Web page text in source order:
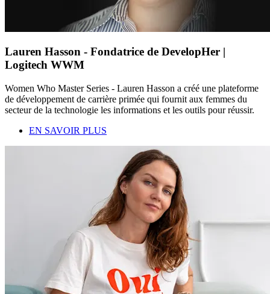
Lauren Hasson - Fondatrice de DevelopHer |
Logitech WWM
Women Who Master Series - Lauren Hasson a créé une plateforme
de développement de carrière primée qui fournit aux femmes du
secteur de la technologie les informations et les outils pour réussir.
EN SAVOIR PLUS